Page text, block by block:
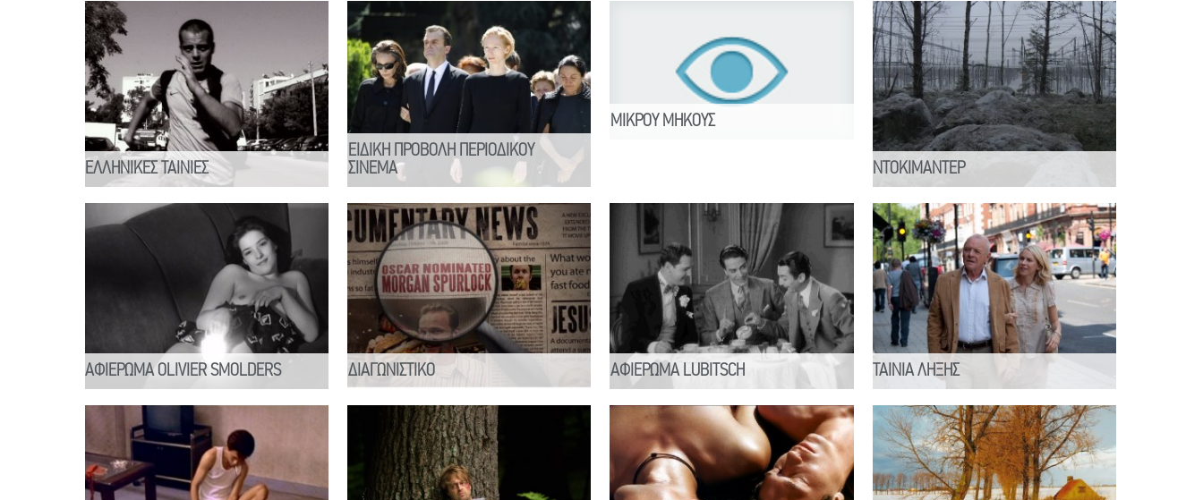
EΛΛΗΝΙΚΕΣ ΤΑΙΝΙΕΣ
ΕΙΔΙΚΗ ΠΡΟΒΟΛΗ ΠΕΡΙΟΔΙΚΟΥ
ΣΙΝΕΜΑ
ΜΙΚΡΟΥ ΜΗΚΟΥΣ
ΝΤΟΚΙΜΑΝΤΕΡ
ΑΦΙΕΡΩΜΑ OLIVIER SMOLDERS ΔΙΑΓΩΝΙΣΤΙΚΟ ΑΦΙΕΡΩΜΑ LUBITSCH ΤΑΙΝΙΑ ΛΗΞΗΣ